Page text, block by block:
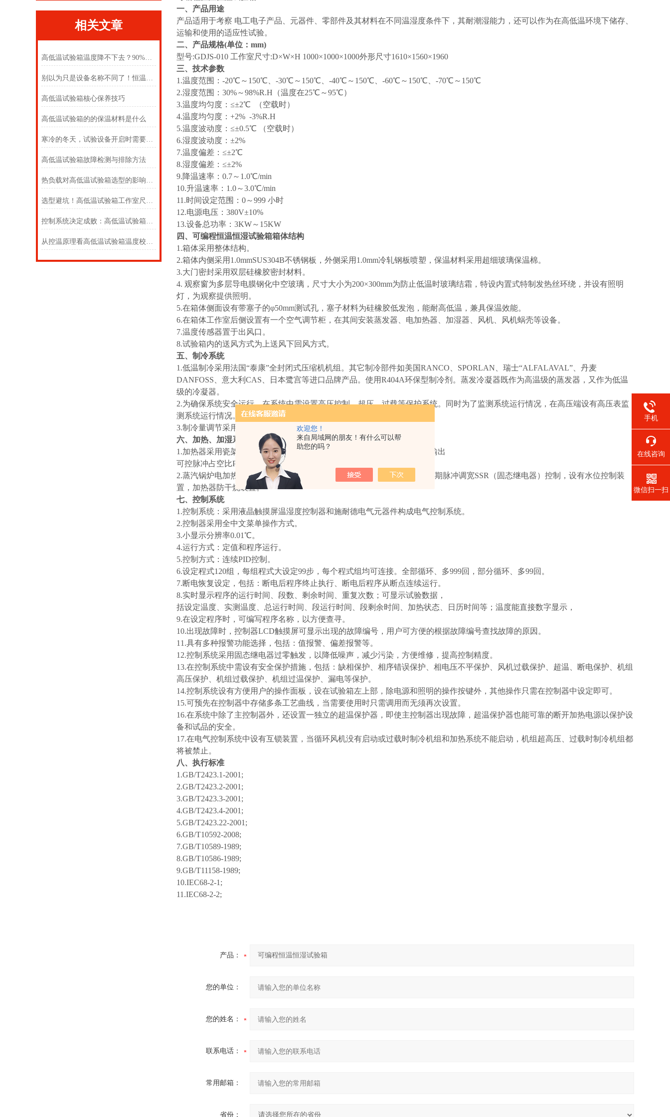
欢迎您！
来自局域网的朋友！有什么可以帮
助您的吗？
相关文章
高低温试验箱温度降不下去？90%的故障都是这几个原因！
别以为只是设备名称不同了！恒温与交变试验箱怎么选
高低温试验箱核心保养技巧
高低温试验箱的的保温材料是什么
寒冷的冬天，试验设备开启时需要注意哪些呢
高低温试验箱故障检测与排除方法
热负载对高低温试验箱选型的影响机制及客户决策指南
选型避坑！高低温试验箱工作室尺寸，选对才不浪费、测的准
控制系统决定成败：高低温试验箱的 “大脑” 究竟有多强？
从控温原理看高低温试验箱温度校准的必要性
一、产品用途
产品适用于考察 电工电子产品、元器件、零部件及其材料在不同温湿度条件下，其耐潮湿能力，还可以作为在高低温环境下储存、
运输和使用的适应性试验。
二、产品规格(单位：mm)
型号:GDJS-010 工作室尺寸:D×W×H 1000×1000×1000外形尺寸1610×1560×1960
三、技术参数
1.温度范围：-20℃～150℃、-30℃～150℃、-40℃～150℃、-60℃～150℃、-70℃～150℃
2.湿度范围：30%～98%R.H（温度在25℃～95℃）
3.温度均匀度：≤±2℃ （空载时）
4.温度均匀度：+2% -3%R.H
5.温度波动度：≤±0.5℃ （空载时）
6.湿度波动度：±2%
7.温度偏差：≤±2℃
8.湿度偏差：≤±2%
9.降温速率：0.7～1.0℃/min
10.升温速率：1.0～3.0℃/min
11.时间设定范围：0～999 小时
12.电源电压：380V±10%
13.设备总功率：3KW～15KW
四、可编程恒温恒湿试验箱箱体结构
1.箱体采用整体结构。
2.箱体内侧采用1.0mmSUS304B不锈钢板，外侧采用1.0mm冷轧钢板喷塑，保温材料采用超细玻璃保温棉。
3.大门密封采用双层硅橡胶密封材料。
4. 观察窗为多层导电膜钢化中空玻璃，尺寸大小为200×300mm为防止低温时玻璃结霜，特设内置式特制发热丝环绕，并设有照明
灯，为观察提供照明。
5.在箱体侧面设有带塞子的φ50mm测试孔，塞子材料为硅橡胶低发泡，能耐高低温，兼具保温效能。
6.在箱体工作室后侧设置有一个空气调节柜，在其间安装蒸发器、电加热器、加湿器、风机、风机蜗壳等设备。
7.温度传感器置于出风口。
8.试验箱内的送风方式为上送风下回风方式。
五、制冷系统
1.低温制冷采用法国“泰康”全封闭式压缩机机组。其它制冷部件如美国RANCO、SPORLAN、瑞士“ALFALAVAL”、丹麦
DANFOSS、意大利CAS、日本鹭宫等进口品牌产品。使用R404A环保型制冷剂。蒸发冷凝器既作为高温级的蒸发器，又作为低温
级的冷凝器。
2.为确保系统安全运行，在系统中需设置高压控制、超压、过载等保护系统。同时为了监测系统运行情况，在高压端设有高压表监
测系统运行情况。
3.制冷量调节采用分流法。
六、加热、加湿系统
1.加热器采用瓷架镍铬丝电加热器，此加热器热惰性小，寿命长。由仪表输出
可控脉冲占空比PID信号，通过固态继电器来控制，控制平稳、可靠。
2.蒸汽锅炉电加热加湿方法，铠装电加热管，PID控制方式，使用无触点周期脉冲调宽SSR（固态继电器）控制，设有水位控制装
置，加热器防干烧装置。
七、控制系统
1.控制系统：采用液晶触摸屏温湿度控制器和施耐德电气元器件构成电气控制系统。
2.控制器采用全中文菜单操作方式。
3.小显示分辨率0.01℃。
4.运行方式：定值和程序运行。
5.控制方式：连续PID控制。
6.设定程式120组，每组程式大设定99步，每个程式组均可连接。全部循环、多999回，部分循环、多99回。
7.断电恢复设定，包括：断电后程序终止执行、断电后程序从断点连续运行。
8.实时显示程序的运行时间、段数、剩余时间、重复次数；可显示试验数据，
括设定温度、实测温度、总运行时间、段运行时间、段剩余时间、加热状态、日历时间等；温度能直接数字显示，
9.在设定程序时，可编写程序名称，以方便查寻。
10.出现故障时，控制器LCD触摸屏可显示出现的故障编号，用户可方便的根据故障编号查找故障的原因。
11.具有多种报警功能选择，包括：值报警、偏差报警等。
12.控制系统采用固态继电器过零触发，以降低噪声，减少污染，方便维修，提高控制精度。
13.在控制系统中需设有安全保护措施，包括：缺相保护、相序错误保护、相电压不平保护、风机过载保护、超温、断电保护、机组
高压保护、机组过载保护、机组过温保护、漏电等保护。
14.控制系统设有方便用户的操作面板，设在试验箱左上部，除电源和照明的操作按键外，其他操作只需在控制器中设定即可。
15.可预先在控制器中存储多条工艺曲线，当需要使用时只需调用而无须再次设置。
16.在系统中除了主控制器外，还设置一独立的超温保护器，即使主控制器出现故障，超温保护器也能可靠的断开加热电源以保护设
备和试品的安全。
17.在电气控制系统中设有互锁装置，当循环风机没有启动或过载时制冷机组和加热系统不能启动，机组超高压、过载时制冷机组都
将被禁止。
八、执行标准
1.GB/T2423.1-2001;
2.GB/T2423.2-2001;
3.GB/T2423.3-2001;
4.GB/T2423.4-2001;
5.GB/T2423.22-2001;
6.GB/T10592-2008;
7.GB/T10589-1989;
8.GB/T10586-1989;
9.GB/T11158-1989;
10.IEC68-2-1;
11.IEC68-2-2;
产品：
您的单位：
您的姓名：
联系电话：
常用邮箱：
省份：
手机
在线咨询
微信扫一扫